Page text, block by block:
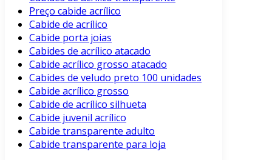
Preço cabide acrílico
Cabide de acrílico
Cabide porta joias
Cabides de acrílico atacado
Cabide acrílico grosso atacado
Cabides de veludo preto 100 unidades
Cabide acrílico grosso
Cabide de acrílico silhueta
Cabide juvenil acrílico
Cabide transparente adulto
Cabide transparente para loja